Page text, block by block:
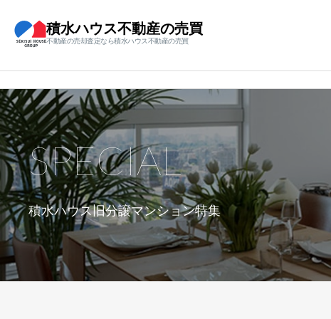
積水ハウス不動産の売買
不動産の売却査定なら積水ハウス不動産の売買
積水ハウス旧分譲マンション特集
SPECIAL